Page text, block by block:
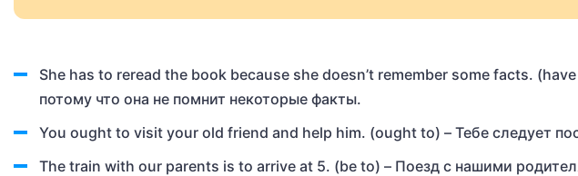
She has to reread the book because she doesn’t remember some facts.
потому что она не помнит некоторые факты.
You ought to visit your old friend and help him. (ought to) – Тебе следует
The train with our parents is to arrive at 5. (be to) – Поезд с нашими